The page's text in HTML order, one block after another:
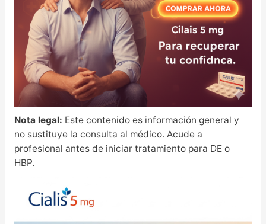
Nota legal: Este contenido es información general y
no sustituye la consulta al médico. Acude a
profesional antes de iniciar tratamiento para DE o
HBP.